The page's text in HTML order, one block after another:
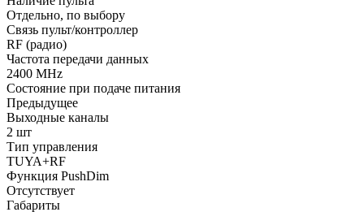
Отдельно, по выбору
Связь пульт/контроллер
RF (радио)
Частота передачи данных
2400 MHz
Состояние при подаче питания
Предыдущее
Выходные каналы
2 шт
Тип управления
TUYA+RF
Функция PushDim
Отсутствует
Габариты